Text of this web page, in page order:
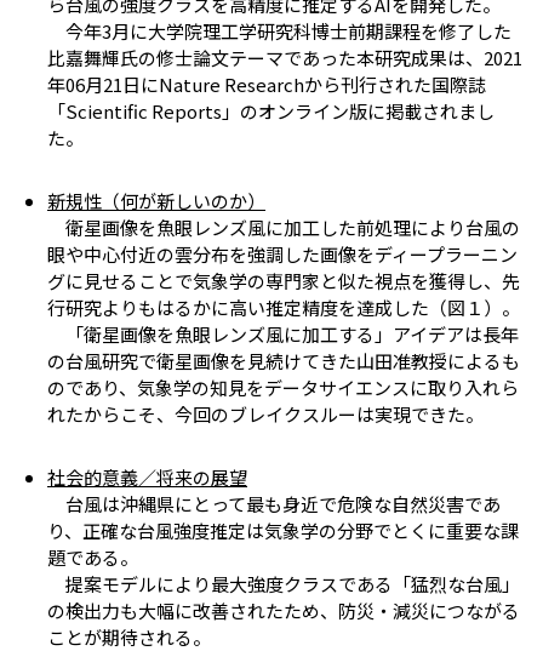
今年3月に大学院理工学研究科博士前期課程を修了した
比嘉舞輝氏の修士論文テーマであった本研究成果は、 2021
年06月21日にNature Researchから刊行された国際誌
「Scientific Reports 」のオンライン版に掲載されまし
た。
新規性（何が新しいのか）
衛星画像を魚眼レンズ風に加工した前処理により台風の
眼や中心付近の雲分布を強調した画像をディープラーニン
グに見せることで気象学の専門家と似た視点を獲得し、先
行研究よりもはるかに高い推定精度を達成した（図１）。
「衛星画像を魚眼レンズ風に加工する」アイデアは長年
の台風研究で衛星画像を見続けてきた山田准教授によるも
のであり、気象学の知見をデータサイエンスに取り入れら
れたからこそ、今回のブレイクスルーは実現できた。
社会的意義／将来の展望
台風は沖縄県にとって最も身近で危険な自然災害であ
り、正確な台風強度推定は気象学の分野でとくに重要な課
題である。
提案モデルにより最大強度クラスである「猛烈な台風」
の検出力も大幅に改善されたため、防災・減災につながる
ことが期待される。